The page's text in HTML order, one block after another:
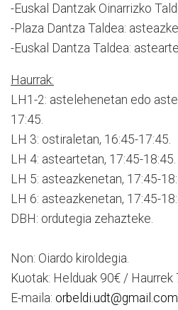
-Euskal Dantzak Oinarrizko
-Plaza Dantza Taldea:
-Euskal Dantza Taldea:
Haurrak:
LH1-2: astelehenetan edo
17:45.
LH 3: ostiraletan, 16:45-17:45.
LH 4: asteartetan, 17:45-18:45.
LH 5: asteazkenetan, 17:45-
LH 6: asteazkenetan, 17:45-
DBH: ordutegia zehazteke.
Non: Oiardo kiroldegia.
Kuotak: Helduak 90€ / Haurrek
E-maila: orbeldi.udt@gmail.com